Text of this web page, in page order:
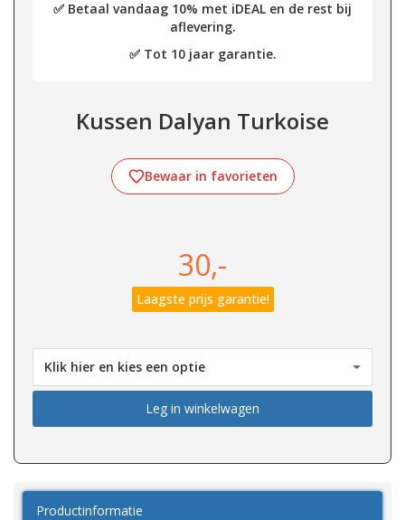
✅ Betaal vandaag 10% met iDEAL en de rest bij
aflevering.
✅ Tot 10 jaar garantie.
Kussen Dalyan Turkoise
Bewaar in favorieten
30,-
Laagste prijs garantie!
Leg in winkelwagen
Productinformatie